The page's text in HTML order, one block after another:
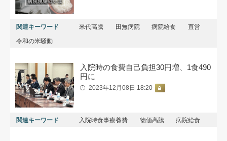
関連キーワード 米代高騰 田無病院 病院給食
直営
令和の米騒動
入院時の食費自己負担30円増、1食490
円に
2023年12月08日 18:20
関連キーワード 入院時食事療養費 物価高騰 病院給食